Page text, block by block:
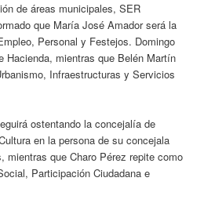
de áreas municipales, SER
que María José Amador será la
Personal y Festejos. Domingo
Hacienda, mientras que Belén Martín
Infraestructuras y Servicios
ostentando la concejalía de
en la persona de su concejala
mientras que Charo Pérez repite como
Participación Ciudadana e